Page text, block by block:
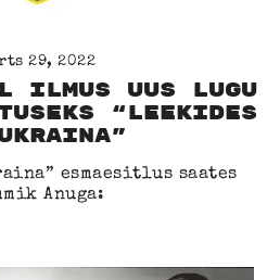
29, 2022
ilmus uus lugu
“Leekides
esmaesitlus saates
Anuga: